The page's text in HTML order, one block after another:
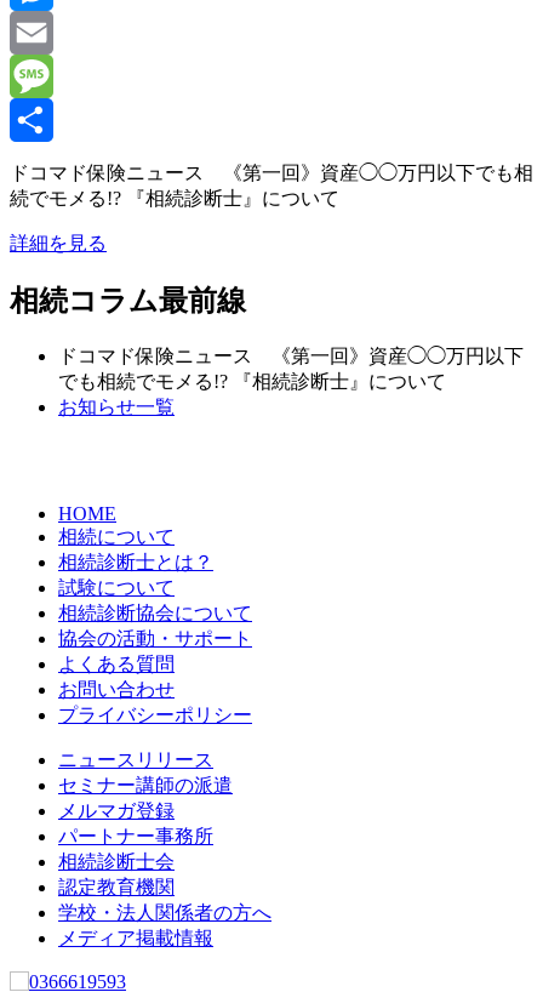
Messenger
Email
Message
共
有
ドコマド保険ニュース 《第一回》資産◯◯万円以下でも相
続でモメる!? 『相続診断士』について
詳細を見る
相続コラム最前線
ドコマド保険ニュース 《第一回》資産◯◯万円以下
でも相続でモメる!? 『相続診断士』について
お知らせ一覧
HOME
相続について
相続診断士とは？
試験について
相続診断協会について
協会の活動・サポート
よくある質問
お問い合わせ
プライバシーポリシー
ニュースリリース
セミナー講師の派遣
メルマガ登録
パートナー事務所
相続診断士会
認定教育機関
学校・法人関係者の方へ
メディア掲載情報